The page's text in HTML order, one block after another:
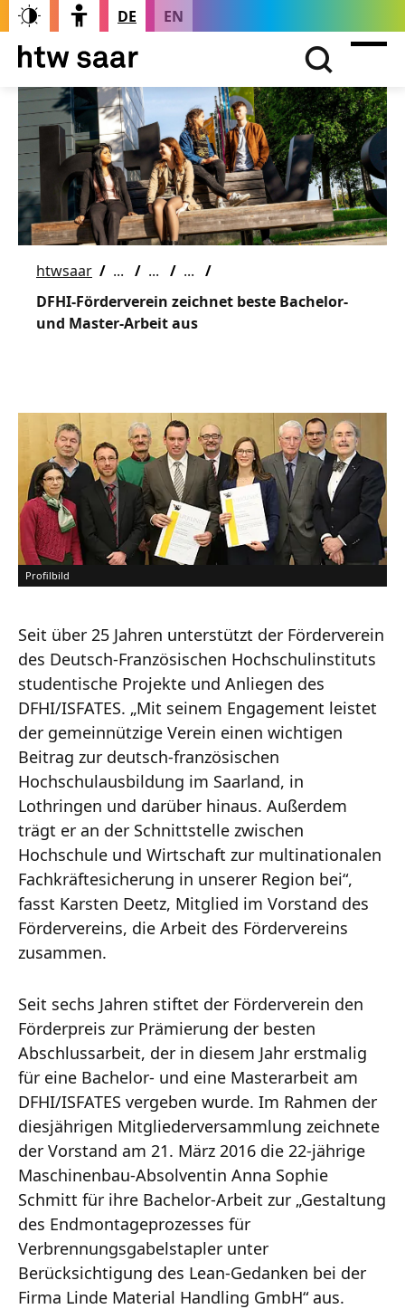
DE EN
htwsaar
DFHI-Förderverein zeichnet beste Bachelor-
und Master-Arbeit aus
Profilbild
Seit über 25 Jahren unterstützt der Förderverein
des Deutsch-Französischen Hochschulinstituts
studentische Projekte und Anliegen des
DFHI/ISFATES. „Mit seinem Engagement leistet
der gemeinnützige Verein einen wichtigen
Beitrag zur deutsch-französischen
Hochschulausbildung im Saarland, in
Lothringen und darüber hinaus. Außerdem
trägt er an der Schnittstelle zwischen
Hochschule und Wirtschaft zur multinationalen
Fachkräftesicherung in unserer Region bei“,
fasst Karsten Deetz, Mitglied im Vorstand des
Fördervereins, die Arbeit des Fördervereins
zusammen.
Seit sechs Jahren stiftet der Förderverein den
Förderpreis zur Prämierung der besten
Abschlussarbeit, der in diesem Jahr erstmalig
für eine Bachelor- und eine Masterarbeit am
DFHI/ISFATES vergeben wurde. Im Rahmen der
diesjährigen Mitgliederversammlung zeichnete
der Vorstand am 21. März 2016 die 22-jährige
Maschinenbau-Absolventin Anna Sophie
Schmitt für ihre Bachelor-Arbeit zur „Gestaltung
des Endmontageprozesses für
Verbrennungsgabelstapler unter
Berücksichtigung des Lean-Gedanken bei der
Firma Linde Material Handling GmbH“ aus.